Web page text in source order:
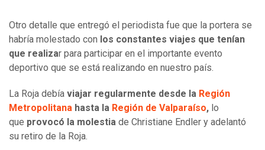
Otro detalle que entregó el periodista fue que la portera se
habría molestado con los constantes viajes que tenían
que realizar para participar en el importante evento
deportivo que se está realizando en nuestro país.
La Roja debía viajar regularmente desde la Región
Metropolitana hasta la Región de Valparaíso, lo
que provocó la molestia de Christiane Endler y adelantó
su retiro de la Roja.